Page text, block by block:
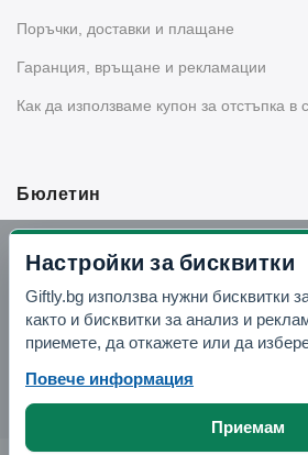
Поръчки, доставки и плащане
Гаранция, връщане и рекламации
Как да използваме купон за отстъпка в
Бюлетин
Вземи -10% отстъпка в Telegram
Отвори Telegram
Настройки за бисквитки
Giftly.bg използва нужни бисквитки
както и бисквитки за анализ и
приемете, да откажете или да
Повече информация
Приемам